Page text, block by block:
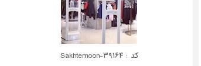
کد : Sakhtemoon-۳۹۱۶۴